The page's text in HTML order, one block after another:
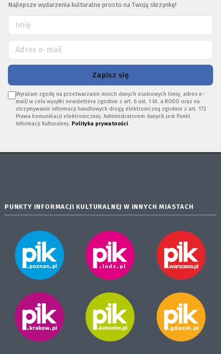
Najlepsze wydarzenia kulturalne prosto na Twoją skrzynkę!
Zapisz się
Wyrażam zgodę na przetwarzanie moich danych osobowych (imię, adres e-
mail) w celu wysyłki newslettera zgodnie z art. 6 ust. 1 lit. a RODO oraz na
otrzymywanie informacji handlowych drogą elektroniczną zgodnie z art. 172
Prawa komunikacji elektronicznej. Administratorem danych jest Punkt
Informacji Kulturalnej. Polityka prywatności.
PUNKTY INFORMACJI KULTURALNEJ W INNYCH MIASTACH